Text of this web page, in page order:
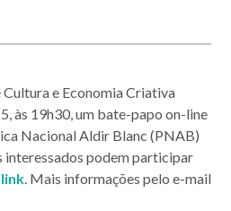
e Economia Criativa
às 19h30, um bate-papo on-line
Nacional Aldir Blanc (PNAB)
interessados podem participar
. Mais informações pelo e-mail